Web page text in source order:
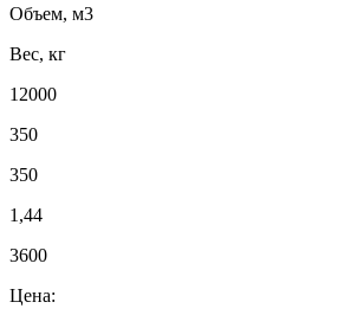
Объем, м3
Вес, кг
12000
350
350
1,44
3600
Цена: